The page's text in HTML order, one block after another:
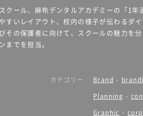
クール、麻布デンタルアカデミーの「1年
すいレイアウト、校内の様子が伝わるダ
その保護者に向けて、スクールの魅力を
までを担当。
カテゴリー Brand -
Planning -
Graphic -